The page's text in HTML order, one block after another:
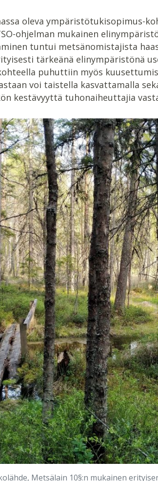
oleva ympäristötukisopimus-
ohjelman mukainen
tuntui metsänomistajista
tärkeänä elinympäristönä
puhuttiin myös
voi taistella kasvattamalla
kestävyyttä tuhonaiheuttajia
Metsälain 10§:n mukainen